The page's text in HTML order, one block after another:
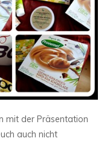
mit der Präsentation
auch nicht